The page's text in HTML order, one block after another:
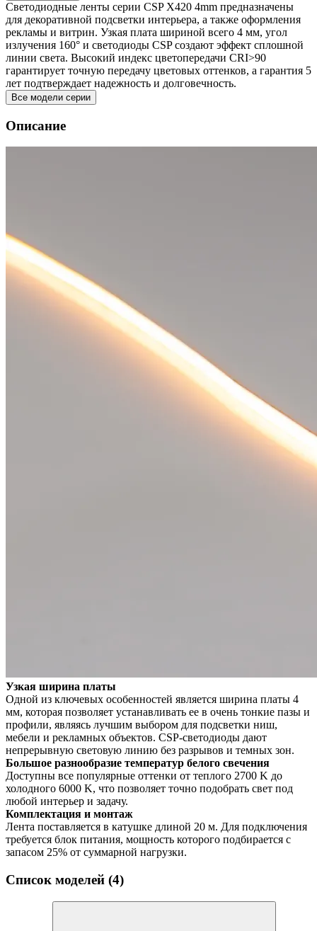
Светодиодные ленты серии CSP X420 4mm предназначены
для декоративной подсветки интерьера, а также оформления
рекламы и витрин. Узкая плата шириной всего 4 мм, угол
излучения 160° и светодиоды CSP создают эффект сплошной
линии света. Высокий индекс цветопередачи CRI>90
гарантирует точную передачу цветовых оттенков, а гарантия 5
лет подтверждает надежность и долговечность.
Все модели серии
Описание
Узкая ширина платы
Одной из ключевых особенностей является ширина платы 4
мм, которая позволяет устанавливать ее в очень тонкие пазы и
профили, являясь лучшим выбором для подсветки ниш,
мебели и рекламных объектов. CSP-светодиоды дают
непрерывную световую линию без разрывов и темных зон.
Большое разнообразие температур белого свечения
Доступны все популярные оттенки от теплого 2700 K до
холодного 6000 K, что позволяет точно подобрать свет под
любой интерьер и задачу.
Комплектация и монтаж
Лента поставляется в катушке длиной 20 м. Для подключения
требуется блок питания, мощность которого подбирается с
запасом 25% от суммарной нагрузки.
Список моделей (4)